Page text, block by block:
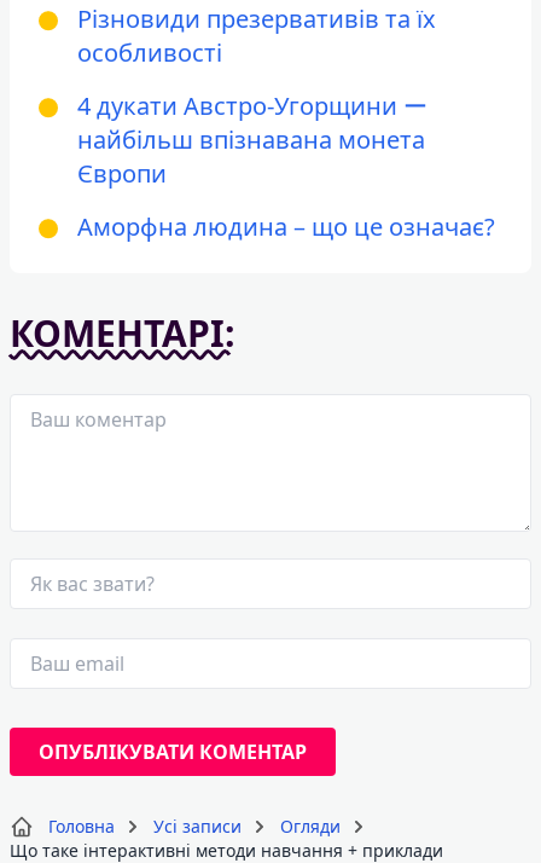
Різновиди презервативів та їх
особливості
4 дукати Австро-Угорщини ー
найбільш впізнавана монета
Європи
Аморфна людина – що це означає?
КОМЕНТАРІ:
Головна Усі записи
Огляди
Що таке інтерактивні методи навчання + приклади